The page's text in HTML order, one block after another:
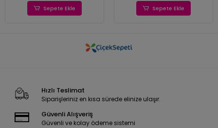
Sepete Ekle Sepete Ekle
Hızlı Teslimat
Siparişleriniz en kısa sürede elinize ulaşır.
Güvenli Alışveriş
Güvenli ve kolay ödeme sistemi